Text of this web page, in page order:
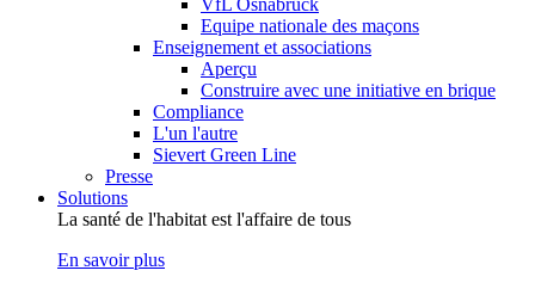
VfL Osnabrück
Equipe nationale des maçons
Enseignement et associations
Aperçu
Construire avec une initiative en brique
Compliance
L'un l'autre
Sievert Green Line
Presse
Solutions
La santé de l'habitat est l'affaire de tous
En savoir plus